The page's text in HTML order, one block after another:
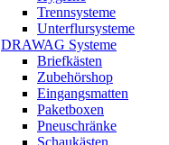
Trennsysteme
Unterflursysteme
DRAWAG Systeme
Briefkästen
Zubehörshop
Eingangsmatten
Paketboxen
Pneuschränke
Schaukästen